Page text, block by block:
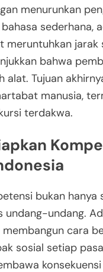
menurunkan
sederhana,
meruntuhkan jarak
bahwa
alat. Tujuan
manusia,
terdakwa.
bukan hanya
undang-undang.
membangun cara
sosial setiap